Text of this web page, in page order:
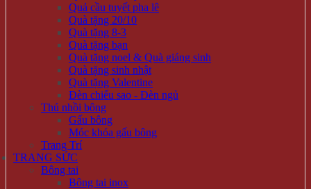
Quả cầu tuyết pha lê
Quà tặng 20/10
Quà tặng 8-3
Quà tặng bạn
Quà tặng noel & Quà giáng sinh
Quà tặng sinh nhật
Quà tặng Valentine
Đèn chiếu sao - Đèn ngủ
Thú nhồi bông
Gấu bông
Móc khóa gấu bông
Trang Trí
TRANG SỨC
Bông tai
Bông tai inox